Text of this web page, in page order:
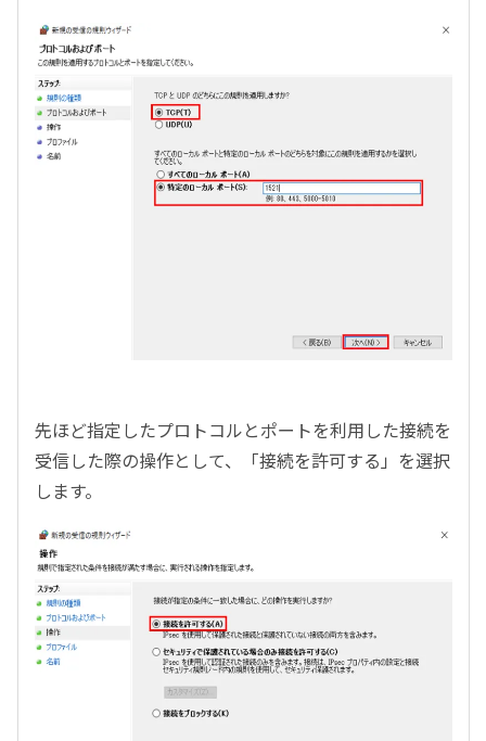
先ほど指定したプロトコルとポートを利用した接続を
受信した際の操作として、「接続を許可する」を選択
します。